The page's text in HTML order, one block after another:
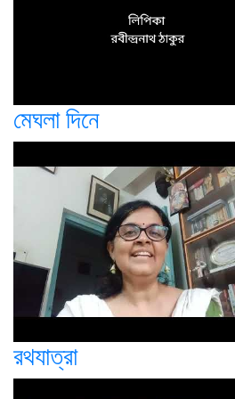
মেঘলা দিনে
রথযাত্রা